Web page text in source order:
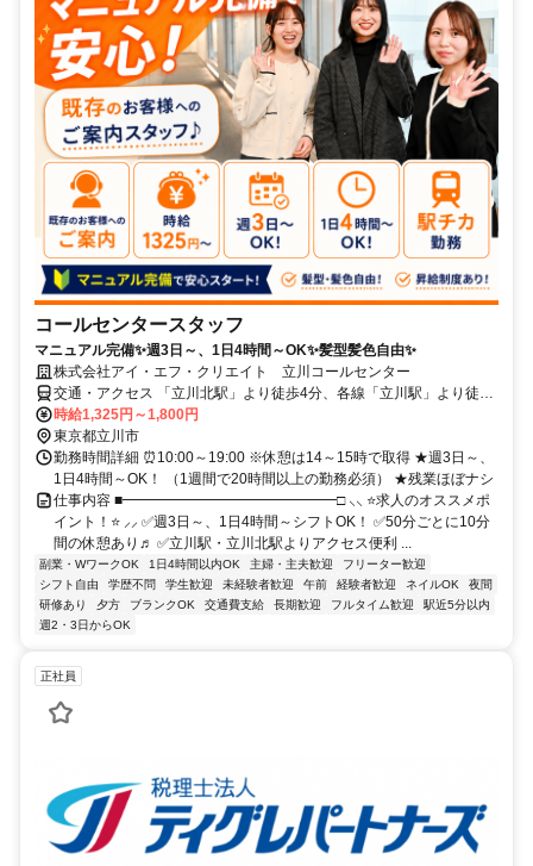
コールセンタースタッフ
マニュアル完備✨週3日～、1日4時間～OK✨髪型髪色自由✨
株式会社アイ・エフ・クリエイト 立川コールセンター
交通・アクセス 「立川北駅」より徒歩4分、各線「立川駅」より徒歩
6分
時給1,325円～1,800円
東京都立川市
勤務時間詳細 ⏰10:00～19:00 ※休憩は14～15時で取得 ★週3日～、
1日4時間～OK！ （1週間で20時間以上の勤務必須） ★残業ほぼナシ
仕事内容 ■━━━━━━━━━━━━━━━□ ⸜⸜ ⭐求人のオススメポ
イント！⭐ ⸝⸝ ✅週3日～、1日4時間～シフトOK！ ✅50分ごとに10分
間の休憩あり♬ ✅立川駅・立川北駅よりアクセス便利 ...
副業・WワークOK 1日4時間以内OK 主婦・主夫歓迎
フリーター歓迎
シフト自由
学歴不問 学生歓迎 未経験者歓迎 午前 経験者歓迎 ネイルOK
夜間
研修あり
夕方 ブランクOK 交通費支給 長期歓迎 フルタイム歓迎
駅近5分以内
週2・3日からOK
正社員